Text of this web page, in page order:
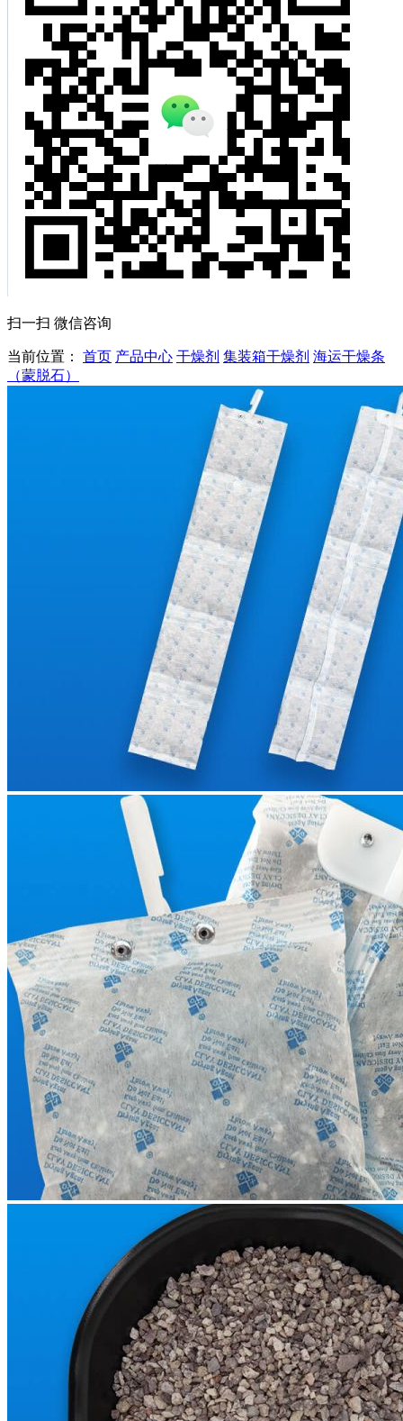
扫一扫 微信咨询
当前位置： 首页 产品中心 干燥剂 集装箱干燥剂 海运干燥条
（蒙脱石）